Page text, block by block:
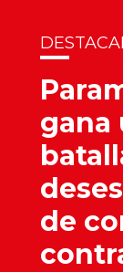
gana
de